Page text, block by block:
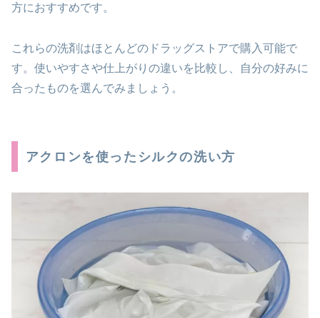
方におすすめです。
これらの洗剤はほとんどのドラッグストアで購入可能で
す。使いやすさや仕上がりの違いを比較し、自分の好みに
合ったものを選んでみましょう。
アクロンを使ったシルクの洗い方